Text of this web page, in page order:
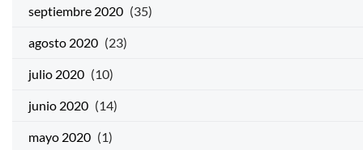
septiembre 2020 (35)
agosto 2020 (23)
julio 2020 (10)
junio 2020 (14)
mayo 2020 (1)